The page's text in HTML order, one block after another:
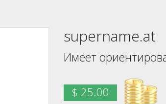
supername.at
Имеет
$ 25.00